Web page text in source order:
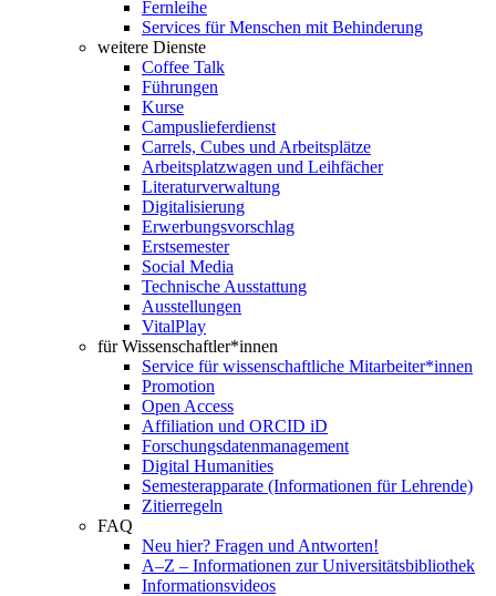
Fernleihe
Services für Menschen mit Behinderung
weitere Dienste
Coffee Talk
Führungen
Kurse
Campuslieferdienst
Carrels, Cubes und Arbeitsplätze
Arbeitsplatzwagen und Leihfächer
Literaturverwaltung
Digitalisierung
Erwerbungsvorschlag
Erstsemester
Social Media
Technische Ausstattung
Ausstellungen
VitalPlay
für Wissenschaftler*innen
Service für wissenschaftliche Mitarbeiter*innen
Promotion
Open Access
Affiliation und ORCID iD
Forschungsdatenmanagement
Digital Humanities
Semesterapparate (Informationen für Lehrende)
Zitierregeln
FAQ
Neu hier? Fragen und Antworten!
A–Z – Informationen zur Universitätsbibliothek
Informationsvideos